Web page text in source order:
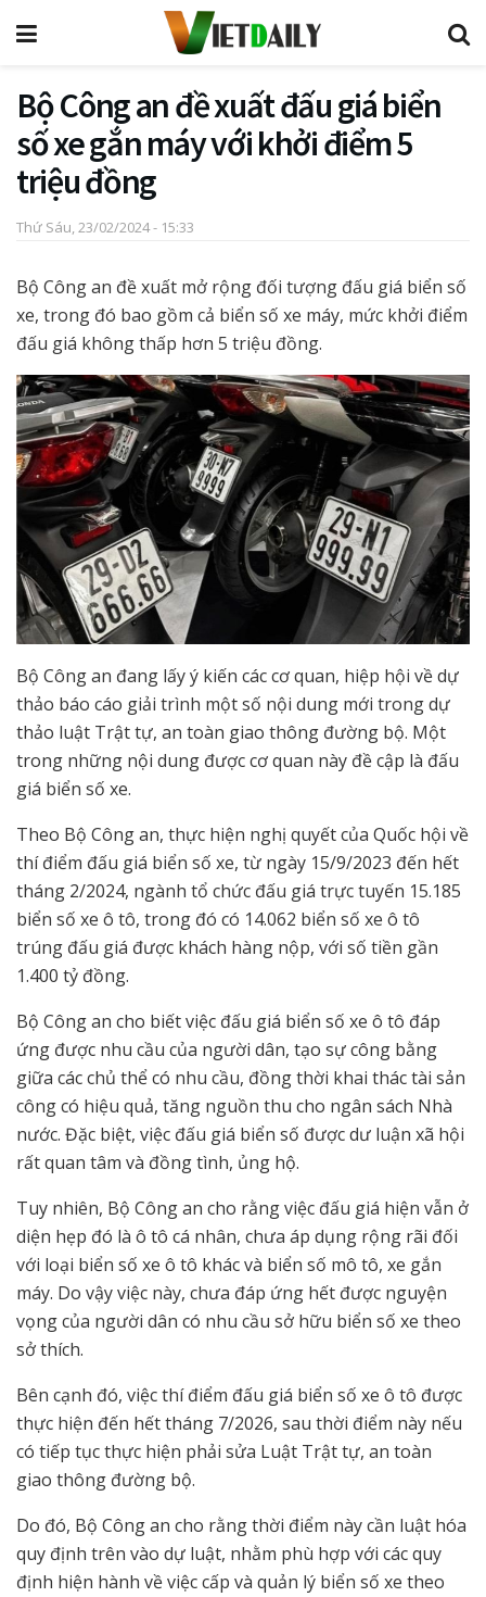
Bộ Công an đề xuất đấu giá biển
số xe gắn máy với khởi điểm 5
triệu đồng
Thứ Sáu, 23/02/2024 - 15:33
Bộ Công an đề xuất mở rộng đối tượng đấu giá biển số
xe, trong đó bao gồm cả biển số xe máy, mức khởi điểm
đấu giá không thấp hơn 5 triệu đồng.
Bộ Công an đang lấy ý kiến các cơ quan, hiệp hội về dự
thảo báo cáo giải trình một số nội dung mới trong dự
thảo luật Trật tự, an toàn giao thông đường bộ. Một
trong những nội dung được cơ quan này đề cập là đấu
giá biển số xe.
Theo Bộ Công an, thực hiện nghị quyết của Quốc hội về
thí điểm đấu giá biển số xe, từ ngày 15/9/2023 đến hết
tháng 2/2024, ngành tổ chức đấu giá trực tuyến 15.185
biển số xe ô tô, trong đó có 14.062 biển số xe ô tô
trúng đấu giá được khách hàng nộp, với số tiền gần
1.400 tỷ đồng.
Bộ Công an cho biết việc đấu giá biển số xe ô tô đáp
ứng được nhu cầu của người dân, tạo sự công bằng
giữa các chủ thể có nhu cầu, đồng thời khai thác tài sản
công có hiệu quả, tăng nguồn thu cho ngân sách Nhà
nước. Đặc biệt, việc đấu giá biển số được dư luận xã hội
rất quan tâm và đồng tình, ủng hộ.
Tuy nhiên, Bộ Công an cho rằng việc đấu giá hiện vẫn ở
diện hẹp đó là ô tô cá nhân, chưa áp dụng rộng rãi đối
với loại biển số xe ô tô khác và biển số mô tô, xe gắn
máy. Do vậy việc này, chưa đáp ứng hết được nguyện
vọng của người dân có nhu cầu sở hữu biển số xe theo
sở thích.
Bên cạnh đó, việc thí điểm đấu giá biển số xe ô tô được
thực hiện đến hết tháng 7/2026, sau thời điểm này nếu
có tiếp tục thực hiện phải sửa Luật Trật tự, an toàn
giao thông đường bộ.
Do đó, Bộ Công an cho rằng thời điểm này cần luật hóa
quy định trên vào dự luật, nhằm phù hợp với các quy
định hiện hành về việc cấp và quản lý biển số xe theo